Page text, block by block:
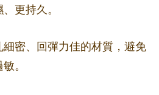
更持久。
細密、回彈力佳的材質，避免
。